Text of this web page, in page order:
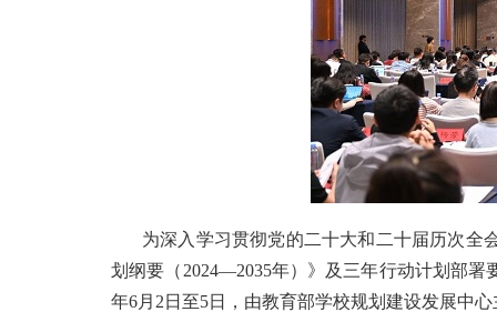
为深入学习贯彻党的二十大和二十届历次全
划纲要（2024—2035年）》及三年行动计划部
年6月2日至5日，由教育部学校规划建设发展中